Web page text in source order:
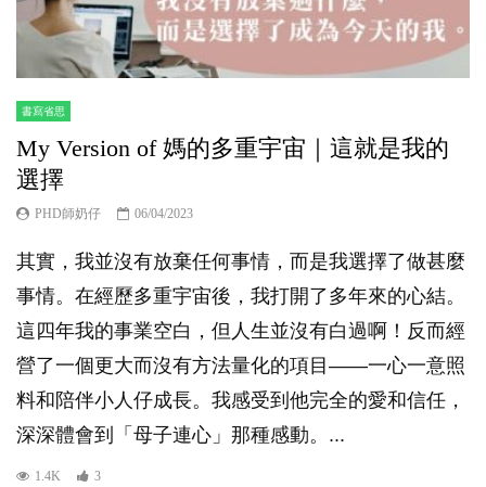
書寫省思
My Version of 媽的多重宇宙｜這就是我的
選擇
PHD師奶仔 06/04/2023
其實，我並沒有放棄任何事情，而是我選擇了做甚麼
事情。在經歷多重宇宙後，我打開了多年來的心結。
這四年我的事業空白，但人生並沒有白過啊！反而經
營了一個更大而沒有方法量化的項目——一心一意照
料和陪伴小人仔成長。我感受到他完全的愛和信任，
深深體會到「母子連心」那種感動。...
1.4K 3